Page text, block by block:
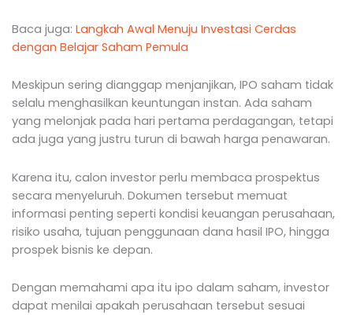
Baca juga: Langkah Awal Menuju Investasi Cerdas
dengan Belajar Saham Pemula
Meskipun sering dianggap menjanjikan, IPO saham tidak
selalu menghasilkan keuntungan instan. Ada saham
yang melonjak pada hari pertama perdagangan, tetapi
ada juga yang justru turun di bawah harga penawaran.
Karena itu, calon investor perlu membaca prospektus
secara menyeluruh. Dokumen tersebut memuat
informasi penting seperti kondisi keuangan perusahaan,
risiko usaha, tujuan penggunaan dana hasil IPO, hingga
prospek bisnis ke depan.
Dengan memahami apa itu ipo dalam saham, investor
dapat menilai apakah perusahaan tersebut sesuai